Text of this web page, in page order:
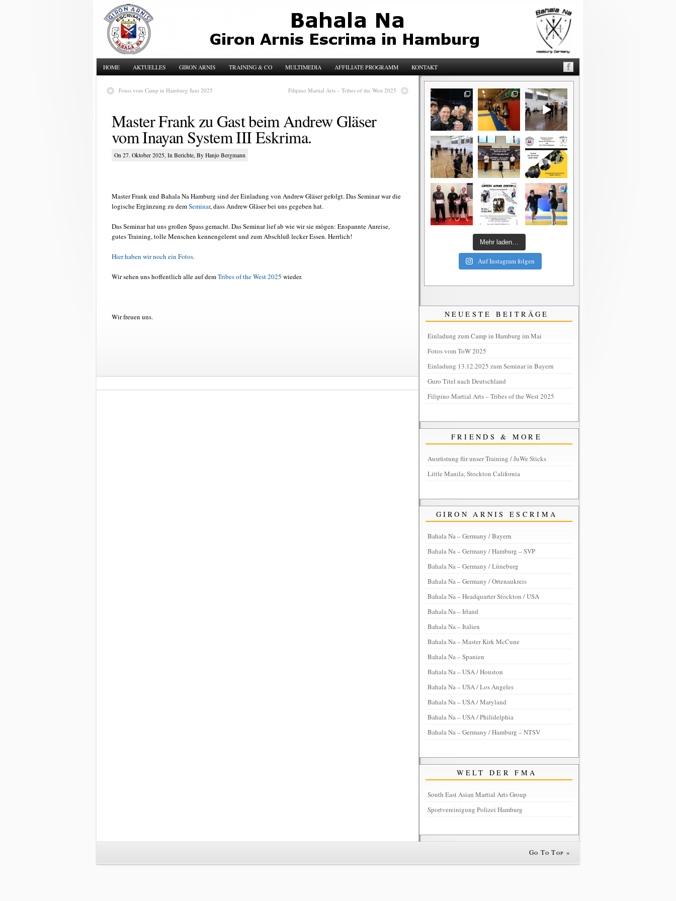
HOME AKTUELLES GIRON ARNIS TRAINING & CO MULTIMEDIA AFFILIATE PROGRAMM KONTAKT
Fotos vom Camp in Hamburg Juni 2025 Filipino Martial Arts – Tribes of the West 2025
Master Frank zu Gast beim Andrew Gläser
vom Inayan System III Eskrima.
On 27. Oktober 2025, In Berichte, By Hanjo Bergmann
Master Frank und Bahala Na Hamburg sind der Einladung von Andrew Gläser gefolgt. Das Seminar war die
logische Ergänzung zu demSeminar, dass Andrew Gläser bei uns gegeben hat.
Das Seminar hat uns großen Spass gemacht. Das Seminar lief ab wie wir sie mögen: Enspannte Anreise,
gutes Training, tolle Menschen kennengelernt und zum Abschluß lecker Essen. Herrlich!
Hier haben wir noch ein Fotos.
Wir sehen uns hoffentlich alle auf demTribes of the West 2025 wieder.
Wir freuen uns.
Mehr laden…
Auf Instagram folgen
NEUESTE BEITRÄGE
Einladung zum Camp in Hamburg im Mai
Fotos vom ToW 2025
Einladung 13.12.2025 zum Seminar in Bayern
Guro Titel nach Deutschland
Filipino Martial Arts – Tribes of the West 2025
FRIENDS & MORE
Ausrüstung für unser Training / JuWe Sticks
Little Manila, Stockton California
GIRON ARNIS ESCRIMA
Bahala Na – Germany / Bayern
Bahala Na – Germany / Hamburg – SVP
Bahala Na – Germany / Lüneburg
Bahala Na – Germany / Ortenaukreis
Bahala Na – Headquarter Stockton / USA
Bahala Na – Irland
Bahala Na – Italien
Bahala Na – Master Kirk McCune
Bahala Na – Spanien
Bahala Na – USA / Houston
Bahala Na – USA / Los Angeles
Bahala Na – USA / Maryland
Bahala Na – USA / Philidelphia
Bahala Na – Germany / Hamburg – NTSV
WELT DER FMA
South East Asian Martial Arts Group
Sportvereinigung Polizei Hamburg
Go To Top »